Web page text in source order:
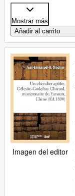
Mostrar más
Añadir al carrito
Imagen del editor